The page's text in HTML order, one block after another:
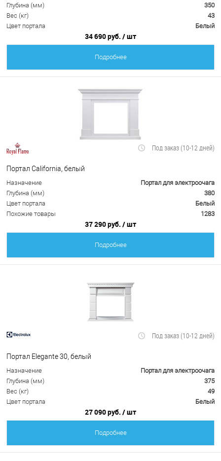
Глубина (мм)
350
Вес (кг)
43
Цвет портала
Белый
34 690 руб. / шт
Подробнее
Под заказ (10-12 дней)
Портал California, белый
Назначение
Портал для электроочага
Глубина (мм)
380
Цвет портала
Белый
Похожие товары
1283
37 290 руб. / шт
Подробнее
Под заказ (10-12 дней)
Портал Elegante 30, белый
Назначение
Портал для электроочага
Глубина (мм)
375
Вес (кг)
49
Цвет портала
Белый
27 090 руб. / шт
Подробнее